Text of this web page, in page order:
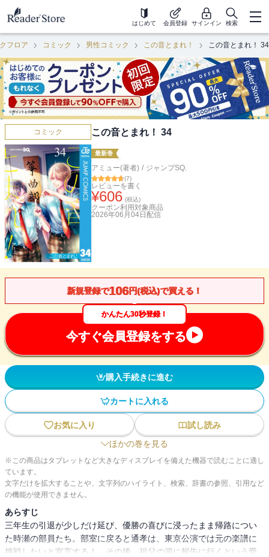
はじめて 会員登録 サインイン 検索
フロア コミック 男性コミック この音とまれ！ この音とまれ！ 34
コミック この音とまれ！ 34
最新巻
アミュー(著者) / ジャンプSQ.
(7)
レビューを書く
¥606 (税込)
クーポン利用対象商品
2026年06月04日 配信
新規登録で106円(税込)で買える！
かんたん30秒登録！
今すぐ会員登録をする
購入手続きに進む
カートに入れる
お気に入り
試し読み
ほかの巻を見る
※この商品はタブレットなど大きなディスプレイを備えた機器で読むことに適し
ています。
文字だけを拡大することや、文字列のハイライト、検索、辞書の参照、引用など
の機能が使用できません。
あらすじ
三年生の引退が少しだけ延び、優勝の喜びに浸ったまま帰路につい
た時瀬の部員たち。部室に戻ると通孝は、東京公演では元の楽譜に
挑戦したいと宣言する！ その後、祖父の源に報告に行くという愛